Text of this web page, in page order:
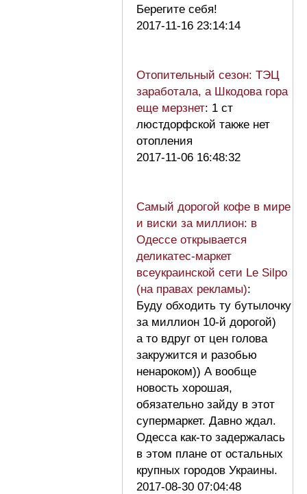
Берегите себя!
2017-11-16 23:14:14
Отопительный сезон: ТЭЦ
заработала, а Шкодова гора
еще мерзнет: 1 ст
люстдорфской также нет
отопления
2017-11-06 16:48:32
Самый дорогой кофе в мире
и виски за миллион: в
Одессе открывается
деликатес-маркет
всеукраинской сети Le Silpo
(на правах рекламы):
Буду обходить ту бутылочку
за миллион 10-й дорогой)
а то вдруг от цен голова
закружится и разобью
ненароком)) А вообще
новость хорошая,
обязательно зайду в этот
супермаркет. Давно ждал.
Одесса как-то задержалась
в этом плане от остальных
крупных городов Украины.
2017-08-30 07:04:48